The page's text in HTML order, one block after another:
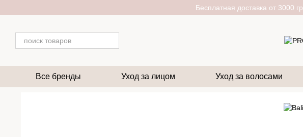
Бесплатная доставка от 3000
Все бренды Уход за лицом Уход за волосами